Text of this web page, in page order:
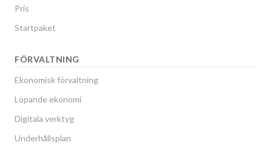
Pris
Startpaket
FÖRVALTNING
Ekonomisk förvaltning
Löpande ekonomi
Digitala verktyg
Underhållsplan